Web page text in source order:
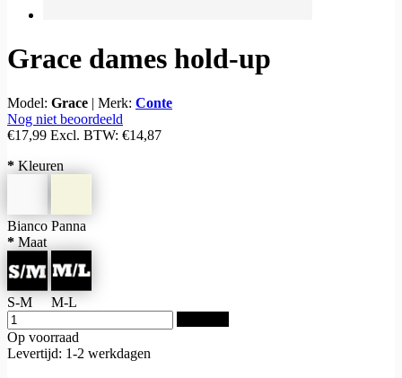
Grace dames hold-up
Model: Grace | Merk: Conte
Nog niet beoordeeld
€17,99 Excl. BTW: €14,87
* Kleuren
Bianco Panna
* Maat
S-M
M-L
Op voorraad
Levertijd: 1-2 werkdagen